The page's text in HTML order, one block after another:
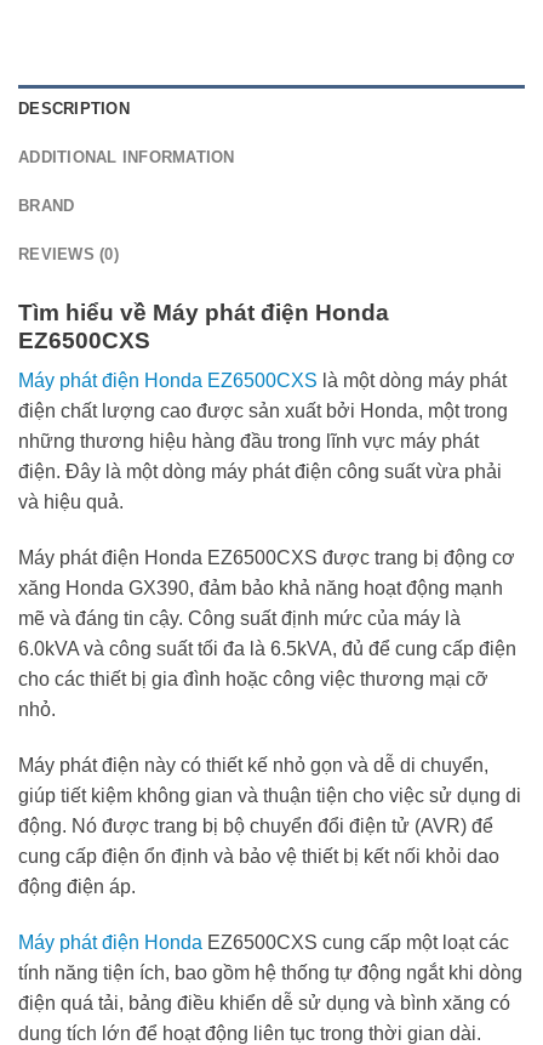
DESCRIPTION
ADDITIONAL INFORMATION
BRAND
REVIEWS (0)
Tìm hiểu về Máy phát điện Honda
EZ6500CXS
Máy phát điện Honda EZ6500CXS là một dòng máy phát
điện chất lượng cao được sản xuất bởi Honda, một trong
những thương hiệu hàng đầu trong lĩnh vực máy phát
điện. Đây là một dòng máy phát điện công suất vừa phải
và hiệu quả.
Máy phát điện Honda EZ6500CXS được trang bị động cơ
xăng Honda GX390, đảm bảo khả năng hoạt động mạnh
mẽ và đáng tin cậy. Công suất định mức của máy là
6.0kVA và công suất tối đa là 6.5kVA, đủ để cung cấp điện
cho các thiết bị gia đình hoặc công việc thương mại cỡ
nhỏ.
Máy phát điện này có thiết kế nhỏ gọn và dễ di chuyển,
giúp tiết kiệm không gian và thuận tiện cho việc sử dụng di
động. Nó được trang bị bộ chuyển đổi điện tử (AVR) để
cung cấp điện ổn định và bảo vệ thiết bị kết nối khỏi dao
động điện áp.
Máy phát điện Honda EZ6500CXS cung cấp một loạt các
tính năng tiện ích, bao gồm hệ thống tự động ngắt khi dòng
điện quá tải, bảng điều khiển dễ sử dụng và bình xăng có
dung tích lớn để hoạt động liên tục trong thời gian dài.